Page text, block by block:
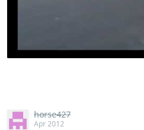
horse427
Apr 2012